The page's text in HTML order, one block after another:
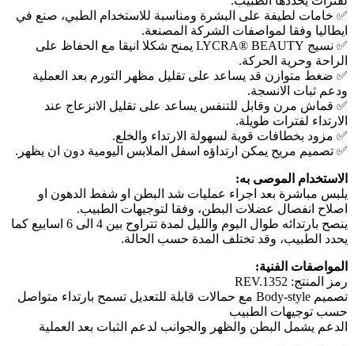
✅ خامات لطيفة على البشرة ومناسبة للاستخدام الطبي، صنع في
ايطاليا وفقا لمواصفات الشركة المصنعة.
✅ نسيج LYCRA® BEAUTY يمنح شكلا انيقا مع الحفاظ على
الراحة وحرية الحركة.
✅ ضغط متوازن قد يساعد على تقليل مظهر التورم بعد العملية
ودعم ثبات الانسجة.
✅ قماش مرن وقابل للتنفس يساعد على تقليل الانزعاج عند
الارتداء لفترات طويلة.
✅ مزود بخطافات قوية لسهولة الارتداء والخلع.
✅ تصميم مريح يمكن ارتداؤه اسفل الملابس اليومية دون ان يظهر.
الاستخدام الموصى به:
يلبس مباشرة بعد اجراء عمليات شد البطن او شفط الدهون او
اصلاح انفصال عضلات البطن، وفقا لتوجيهات الطبيب.
ينصح بارتدائه طوال اليوم والليل لمدة تتراوح بين 4 الى 6 اسابيع كما
يحدد الطبيب، وقد تختلف المدة حسب الحالة.
المواصفات الفنية:
رمز المنتج: REV.1352
تصميم Body-style مع حمالات قابلة للتعديل تسمح بارتداء متواصل
حسب توجيهات الطبيب
الدعم يشمل البطن والظهر والجوانب لدعم الثبات بعد العملية